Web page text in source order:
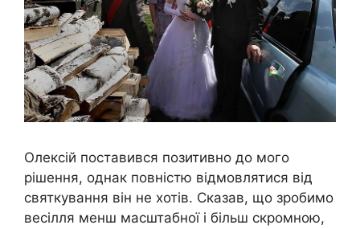
Олексій поставився позитивно до мого
рішення, однак повністю відмовлятися від
святкування він не хотів. Сказав, що зробимо
весілля менш масштабної і більш скромною,